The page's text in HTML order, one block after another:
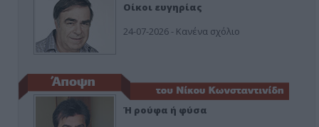
Οίκοι ευγηρίας
24-07-2026 - Κανένα σχόλιο
Ή ρούφα ή φύσα